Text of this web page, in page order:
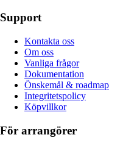
Support
Kontakta oss
Om oss
Vanliga frågor
Dokumentation
Önskemål & roadmap
Integritetspolicy
Köpvillkor
För arrangörer